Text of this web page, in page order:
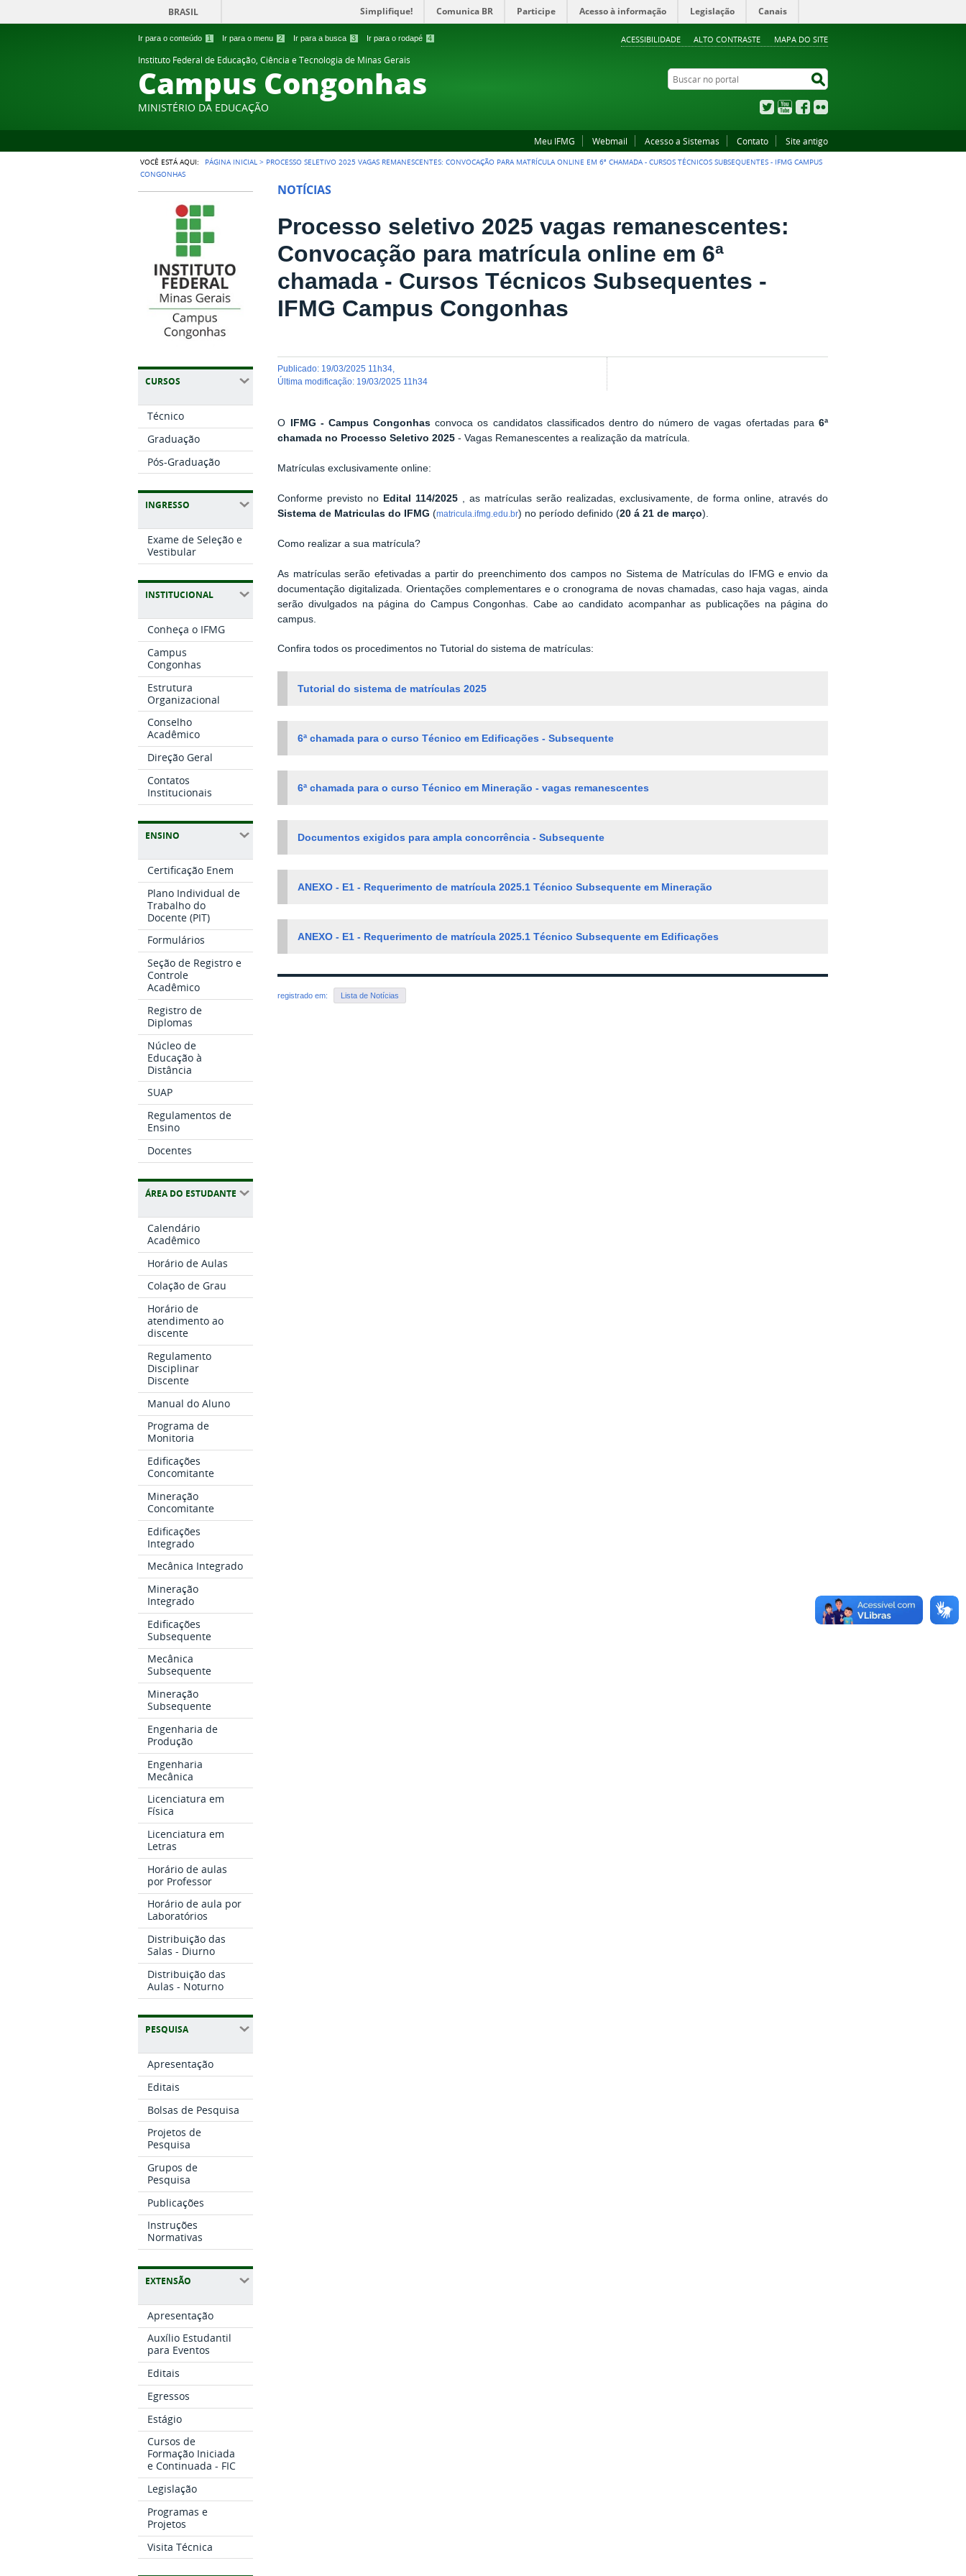
Ir para o conteúdo 1 Ir para o menu 2 Ir para a busca 3 Ir para o rodapé 4 ACESSIBILIDADE ALTO CONTRASTE MAPA DO SITE
BRASIL Simplifique! Comunica BR Participe Acesso à informação Legislação Canais
Instituto Federal de Educação, Ciência e Tecnologia de Minas Gerais
Campus Congonhas
MINISTÉRIO DA EDUCAÇÃO
Buscar no portal
TwitterYouTubeFacebook
Meu IFMG Webmail Acesso a Sistemas Contato Site antigo
VOCÊ ESTÁ AQUI: PÁGINA INICIAL > PROCESSO SELETIVO 2025 VAGAS REMANESCENTES: CONVOCAÇÃO PARA MATRÍCULA ONLINE EM 6ª CHAMADA - CURSOS TÉCNICOS SUBSEQUENTES - IFMG CAMPUS
CONGONHAS
CURSOS
Técnico
Graduação
Pós-Graduação
INGRESSO
Exame de Seleção e
Vestibular
INSTITUCIONAL
Conheça o IFMG
Campus
Congonhas
Estrutura
Organizacional
Conselho
Acadêmico
Direção Geral
Contatos
Institucionais
ENSINO
Certificação Enem
Plano Individual de
Trabalho do
Docente (PIT)
Formulários
Seção de Registro e
Controle
Acadêmico
Registro de
Diplomas
Núcleo de
Educação à
Distância
SUAP
Regulamentos de
Ensino
Docentes
ÁREA DO ESTUDANTE
Calendário
Acadêmico
Horário de Aulas
Colação de Grau
Horário de
atendimento ao
discente
Regulamento
Disciplinar
Discente
Manual do Aluno
Programa de
Monitoria
Edificações
Concomitante
Mineração
Concomitante
Edificações
Integrado
Mecânica Integrado
Mineração
Integrado
Edificações
Subsequente
Mecânica
Subsequente
Mineração
Subsequente
Engenharia de
Produção
Engenharia
Mecânica
Licenciatura em
Física
Licenciatura em
Letras
Horário de aulas
por Professor
Horário de aula por
Laboratórios
Distribuição das
Salas - Diurno
Distribuição das
Aulas - Noturno
PESQUISA
Apresentação
Editais
Bolsas de Pesquisa
Projetos de
Pesquisa
Grupos de
Pesquisa
Publicações
Instruções
Normativas
EXTENSÃO
Apresentação
Auxílio Estudantil
para Eventos
Editais
Egressos
Estágio
Cursos de
Formação Iniciada
e Continuada - FIC
Legislação
Programas e
Projetos
Visita Técnica
NOTÍCIAS
Processo seletivo 2025 vagas remanescentes:
Convocação para matrícula online em 6ª
chamada - Cursos Técnicos Subsequentes -
IFMG Campus Congonhas
publicado: 19/03/2025 11h34
última modificação: 19/03/2025 11h34
O IFMG - Campus Congonhas convoca os candidatos classificados dentro do número de vagas ofertadas para 6ª
chamada no Processo Seletivo 2025 - Vagas Remanescentes a realização da matrícula.
Matrículas exclusivamente online:
Conforme previsto no Edital 114/2025, as matrículas serão realizadas, exclusivamente, de forma online, através do
Sistema de Matriculas do IFMG (matricula.ifmg.edu.br) no período definido (20 á 21 de março).
Como realizar a sua matrícula?
As matrículas serão efetivadas a partir do preenchimento dos campos no Sistema de Matrículas do IFMG e envio da
documentação digitalizada. Orientações complementares e o cronograma de novas chamadas, caso haja vagas, ainda
serão divulgados na página do Campus Congonhas. Cabe ao candidato acompanhar as publicações na página do
campus.
Confira todos os procedimentos no Tutorial do sistema de matrículas:
Tutorial do sistema de matrículas 2025
6ª chamada para o curso Técnico em Edificações - Subsequente
6ª chamada para o curso Técnico em Mineração - vagas remanescentes
Documentos exigidos para ampla concorrência - Subsequente
ANEXO - E1 - Requerimento de matrícula 2025.1 Técnico Subsequente em Mineração
ANEXO - E1 - Requerimento de matrícula 2025.1 Técnico Subsequente em Edificações
registrado em: Lista de Notícias